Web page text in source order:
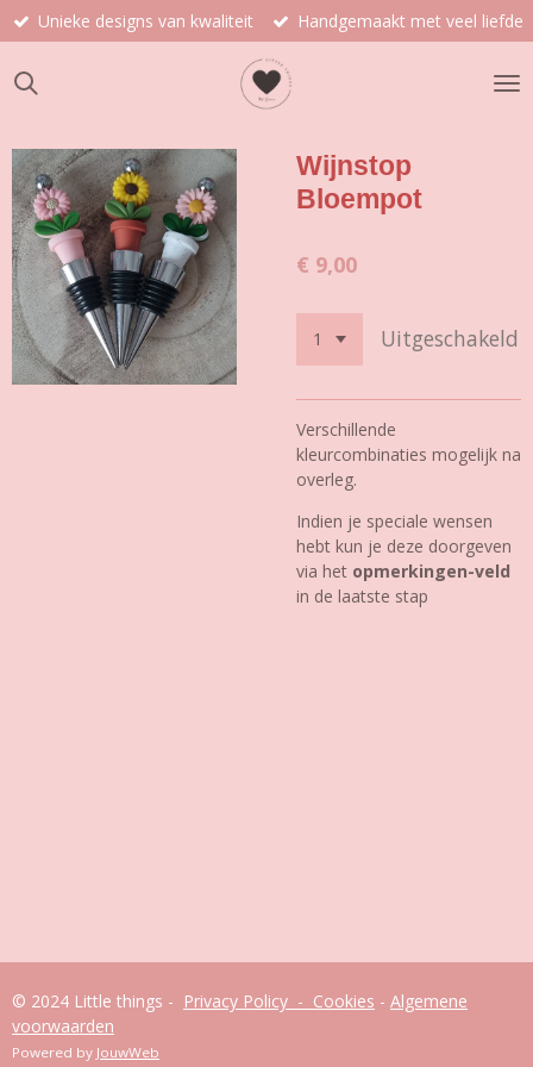
Ga
direct
naar
Unieke designs van kwaliteit Handgemaakt met veel liefde
Wijnstop
Bloempot
€ 9,00
Uitgeschakeld
Verschillende
kleurcombinaties mogelijk na
overleg.
Indien je speciale wensen
hebt kun je deze doorgeven
via het opmerkingen-veld
in de laatste stap
© 2024 Little things - Privacy Policy - Cookies - Algemene
voorwaarden
Powered by JouwWeb